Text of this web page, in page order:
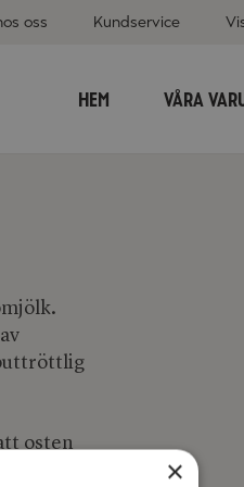
oss Kundservice
HEM VÅRA
osten
×